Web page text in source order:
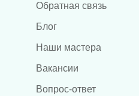
Обратная связь
Блог
Наши мастера
Вакансии
Вопрос-ответ